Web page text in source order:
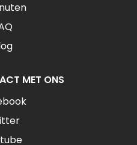
MET ONS